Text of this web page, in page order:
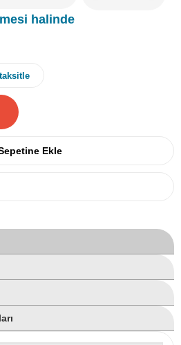
halinde
Ekle